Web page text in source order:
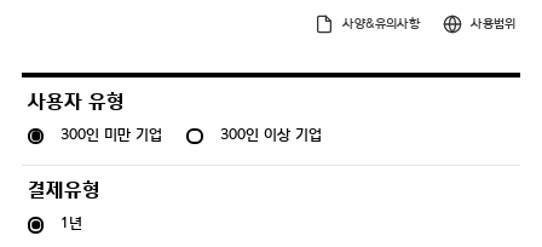
사양&유의사항 사용범위
사용자 유형
300인 미만 기업
300인 이상 기업
결제유형
1년